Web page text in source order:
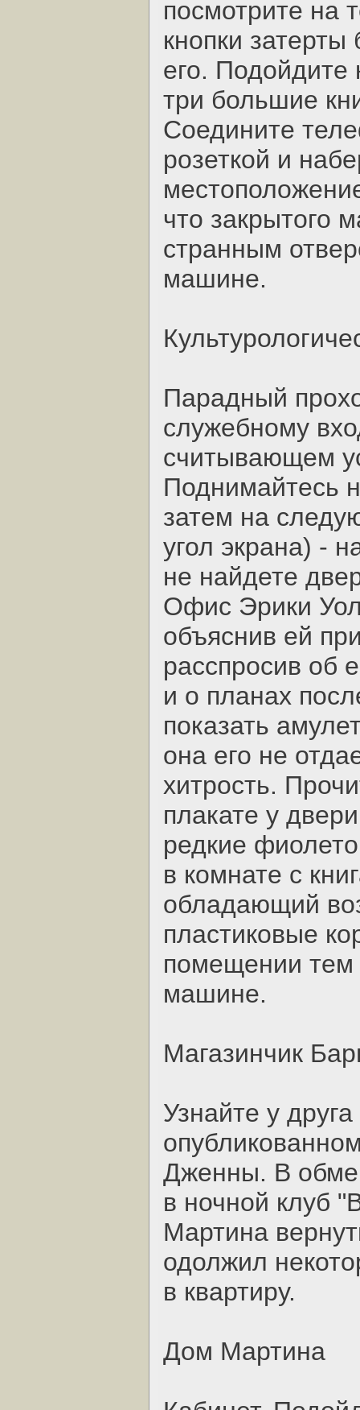
посмотрите на
кнопки
его. Подойдите
три большие
Соедините
розеткой и
что закрытого
странным
машине.
Парадный
служебному
считывающем
Поднимайтесь
затем на
угол экрана) -
не найдете
Офис Эрики
объяснив ей
расспросив об
и о планах
показать
она его не
хитрость.
плакате у
редкие
в комнате с
обладающий
пластиковые
помещении тем
машине.
Магазинчик
Узнайте у
Дженны. В
в ночной клуб
Мартина
одолжил
в квартиру.
Дом Мартина